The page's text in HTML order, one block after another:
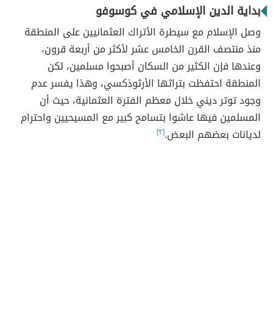
بداية الدين الإسلامي في كوسوفو
وصل الإسلام مع سيطرة الأتراك العثمانيين على المنطقة
منذ منتصف القرن الخامس عشر لأكثر من أربعة قرون،
وعندها فإن الكثير من السكان أصبحوا مسلمين، لكن
المنطقة احتفظت بتراثها الأرثوذكسي، وهذا يفسر عدم
وجود توتر ديني خلال معظم الفترة العثمانية، حيث أن
المسلمين فيها عاشوا بتسامح كبير مع المسيحيين واحترام
لديانات بعضهم البعض.[٣]